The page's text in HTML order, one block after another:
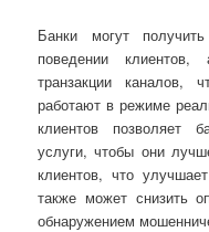
Банки могут
поведении клиентов,
транзакции каналов,
работают в режиме
клиентов позволяет
услуги, чтобы они
клиентов, что
также может снизить
обнаружением